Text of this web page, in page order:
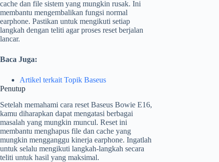
cache dan file sistem yang mungkin rusak. Ini
membantu mengembalikan fungsi normal
earphone. Pastikan untuk mengikuti setiap
langkah dengan teliti agar proses reset berjalan
lancar.
Baca Juga:
Artikel terkait Topik Baseus
Penutup
Setelah memahami cara reset Baseus Bowie E16,
kamu diharapkan dapat mengatasi berbagai
masalah yang mungkin muncul. Reset ini
membantu menghapus file dan cache yang
mungkin mengganggu kinerja earphone. Ingatlah
untuk selalu mengikuti langkah-langkah secara
teliti untuk hasil yang maksimal.